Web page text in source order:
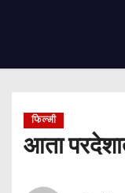
फिल्मी
आता